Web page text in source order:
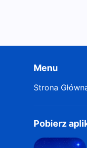
Menu
Strona
Pobierz